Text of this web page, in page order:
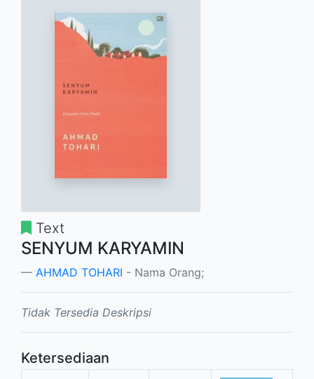
Text
SENYUM KARYAMIN
AHMAD TOHARI - Nama Orang;
Tidak Tersedia Deskripsi
Ketersediaan